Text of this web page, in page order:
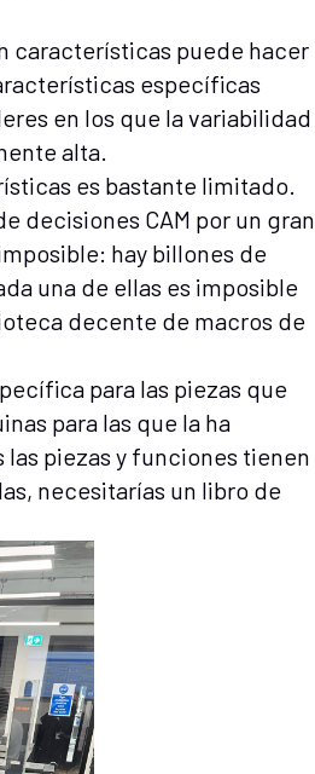
características puede hacer
específicas
en los que la variabilidad
alta.
es bastante limitado.
decisiones CAM por un gran
hay billones de
una de ellas es imposible
decente de macros de
para las piezas que
para las que la ha
piezas y funciones tienen
necesitarías un libro de